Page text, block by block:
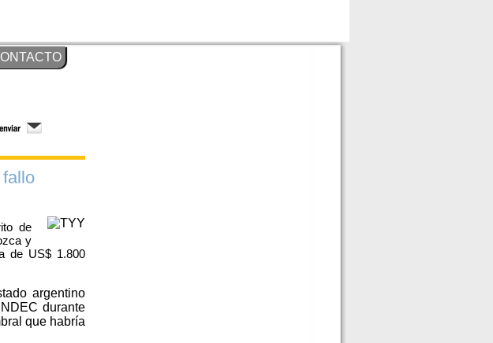
de
y
de US$ 1.800
argentino
durante
que habría